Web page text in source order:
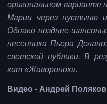
оригинальном варианте
Марии через пустыню
Однако позднее
песенника Пьера
светской публики. В
хит «Жаворонок».
Видео - Андрей